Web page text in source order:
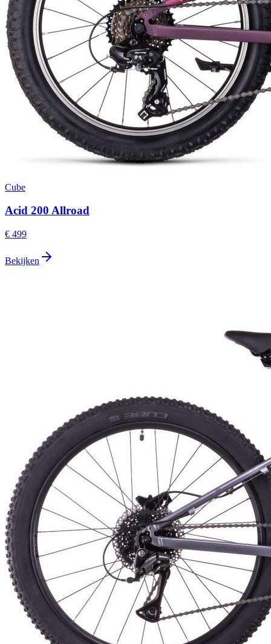
Cube
Acid 200 Allroad
€ 499
Bekijken